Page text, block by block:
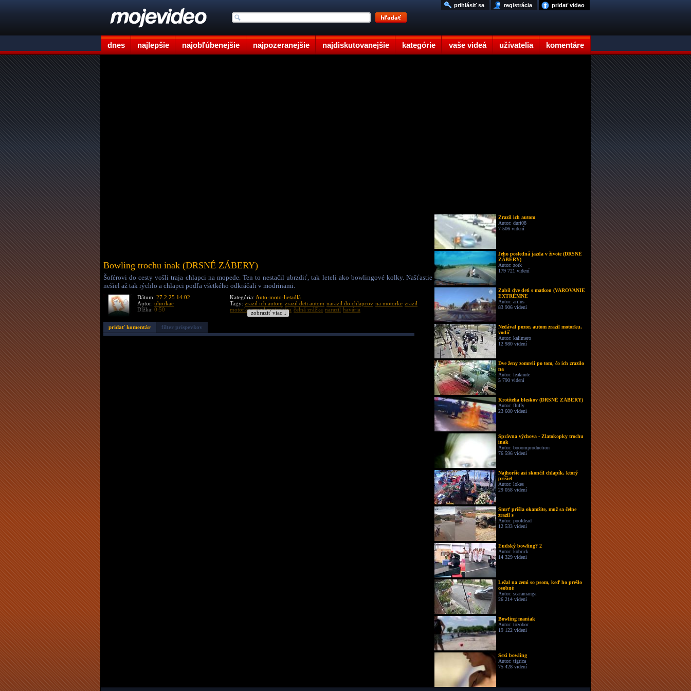
dnes najlepšie najobľúbenejšie najpozeranejšie najdiskutovanejšie kategórie vaše videá užívatelia komentáre
pridať video
registrácia
prihlásiť sa
Bowling trochu inak (DRSNÉ ZÁBERY)
Šoférovi do cesty vošli traja chlapci na mopede. Ten to nestačil ubrzdiť, tak leteli ako bowlingové kolky. Našťastie
nešiel až tak rýchlo a chlapci podľa všetkého odkráčali v modrinami.
Dátum: 27.2.25 14:02
Autor: uhorkac
Dĺžka: 0:50
Kategória: Auto-moto-lietadlá
Tagy: zrazil ich autom zrazil deti autom narazil do chlapcov na motorke zrazil
motorku zrazil motorkára čelná zrážka narazil havária
zobraziť viac ↓
pridať komentár filter príspevkov
Zrazil ich autom
Autor: duri08
7 506 videní
Jeho posledná jazda v živote (DRSNÉ
ZÁBERY)
Autor: zork
179 721 videní
Zabil dve deti s matkou (VAROVANIE
EXTRÉMNE
Autor: arilus
83 906 videní
Nedával pozor, autom zrazil motorku,
vodič
Autor: kalimero
12 980 videní
Dve ženy zomreli po tom, čo ich zrazilo
na
Autor: leaknute
5 790 videní
Krotitelia bleskov (DRSNÉ ZÁBERY)
Autor: fluffy
23 600 videní
Správna výchova - Zlatokopky trochu
inak
Autor: booomproduction
76 596 videní
Najhoršie asi skončil chlapík, ktorý
prišiel
Autor: lokes
29 058 videní
Smrť prišla okamžite, muž sa čelne
zrazil s
Autor: pooldead
12 533 videní
Ľudský bowling? 2
Autor: kobrick
14 329 videní
Ležal na zemi so psom, keď ho prešlo
osobné
Autor: scaramanga
26 214 videní
Bowling maniak
Autor: tozobor
19 122 videní
Sexi bowling
Autor: tigrica
75 428 videní